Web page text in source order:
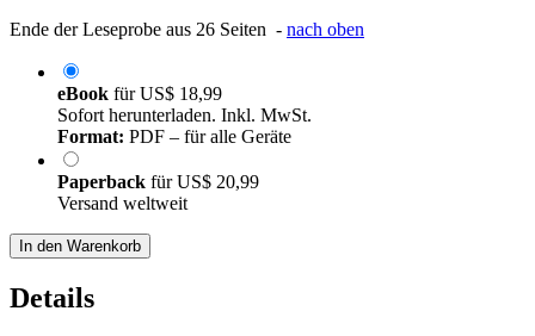
Ende der Leseprobe aus 26 Seiten - nach oben
eBook fürUS$ 18,99
Sofort herunterladen. Inkl. MwSt.
Format: PDF – für alle Geräte
Paperback fürUS$ 20,99
Versand weltweit
In den Warenkorb
Details